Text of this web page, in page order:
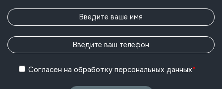
Согласен на обработку персональных данных*